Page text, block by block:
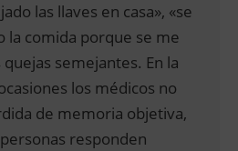
las llaves en casa», «se
la comida porque se me
semejantes. En la
los médicos no
de memoria objetiva,
responden